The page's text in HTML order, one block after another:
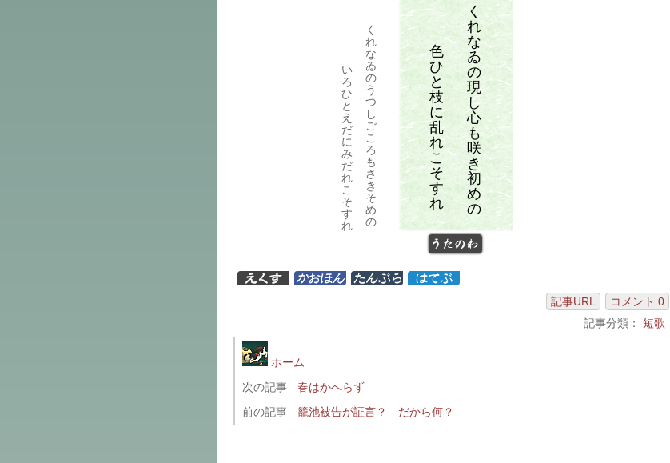
く
れ
な
ゐ
の
現
し
心
も
咲
き
初
め
の
色
ひ
と
枝
に
乱
れ
こ
そ
す
れ
く
れ
な
ゐ
の
う
つ
し
ご
こ
ろ
も
さ
き
そ
め
の
い
ろ
ひ
と
え
だ
に
み
だ
れ
こ
そ
す
れ
うたのわ
記事URL
コメント 0
記事分類： 短歌
ホーム
次の記事
春はかへらず
前の記事
籠池被告が証言？ だから何？